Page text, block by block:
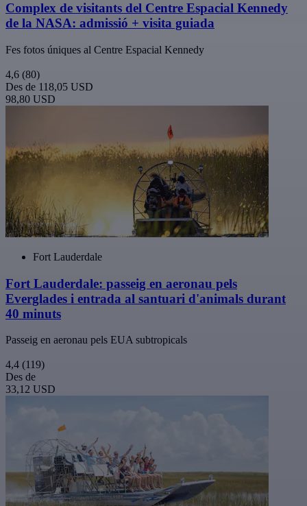
Complex de visitants del Centre Espacial Kennedy
de la NASA: admissió + visita guiada
Fes fotos úniques al Centre Espacial Kennedy
4,6 (80)
Des de 118,05 USD
98,80 USD
Fort Lauderdale
Fort Lauderdale: passeig en aeronau pels
Everglades i entrada al santuari d'animals durant
40 minuts
Passeig en aeronau pels EUA subtropicals
4,4 (119)
Des de
33,12 USD